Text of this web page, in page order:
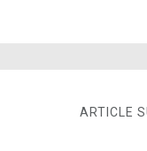
ARTICLE